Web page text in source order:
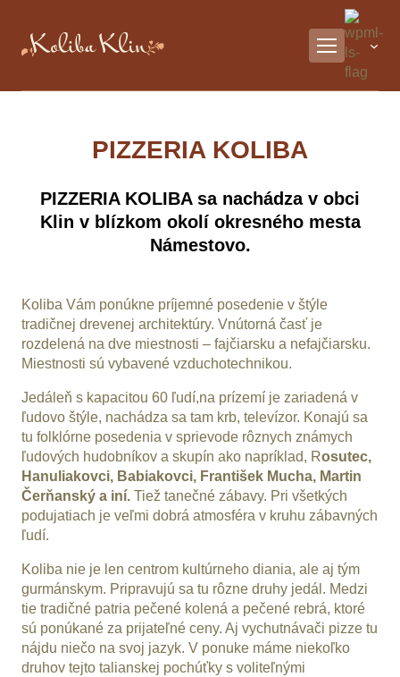
PIZZERIA KOLIBA
PIZZERIA KOLIBA sa nachádza v obci
Klin v blízkom okolí okresného mesta
Námestovo.
Koliba Vám ponúkne príjemné posedenie v štýle
tradičnej drevenej architektúry. Vnútorná časť je
rozdelená na dve miestnosti – fajčiarsku a nefajčiarsku.
Miestnosti sú vybavené vzduchotechnikou.
Jedáleň s kapacitou 60 ľudí,na prízemí je zariadená v
ľudovo štýle, nachádza sa tam krb, televízor. Konajú sa
tu folklórne posedenia v sprievode rôznych známych
ľudových hudobníkov a skupín ako napríklad, Rosutec,
Hanuliakovci, Babiakovci, František Mucha, Martin
Čerňanský a iní. Tiež tanečné zábavy. Pri všetkých
podujatiach je veľmi dobrá atmosféra v kruhu zábavných
ľudí.
Koliba nie je len centrom kultúrneho diania, ale aj tým
gurmánskym. Pripravujú sa tu rôzne druhy jedál. Medzi
tie tradičné patria pečené kolená a pečené rebrá, ktoré
sú ponúkané za prijateľné ceny. Aj vychutnávači pizze tu
nájdu niečo na svoj jazyk. V ponuke máme niekoľko
druhov tejto talianskej pochúťky s voliteľnými